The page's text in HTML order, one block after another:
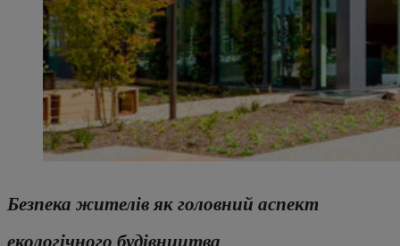
Безпека жителів як головний аспект